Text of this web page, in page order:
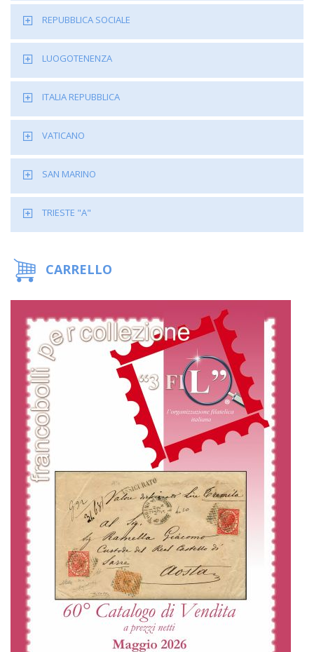
REPUBBLICA SOCIALE
LUOGOTENENZA
ITALIA REPUBBLICA
VATICANO
SAN MARINO
TRIESTE "A"
CARRELLO